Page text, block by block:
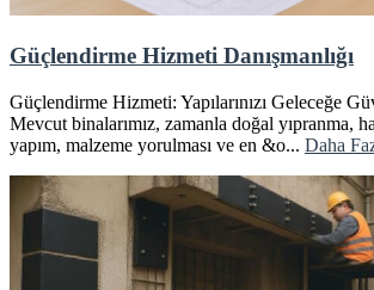
Güçlendirme Hizmeti Danışmanlığı
Güçlendirme Hizmeti: Yapılarınızı Geleceğe
Mevcut binalarımız, zamanla doğal yıpranma,
yapım, malzeme yorulması ve en &o... Daha